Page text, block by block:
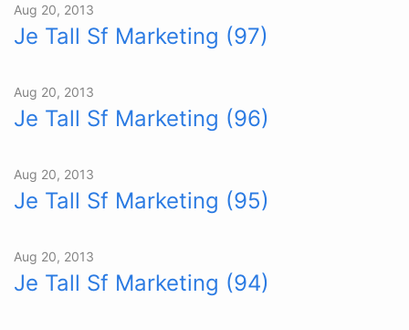
Aug 20, 2013
Je Tall Sf Marketing (97)
Aug 20, 2013
Je Tall Sf Marketing (96)
Aug 20, 2013
Je Tall Sf Marketing (95)
Aug 20, 2013
Je Tall Sf Marketing (94)